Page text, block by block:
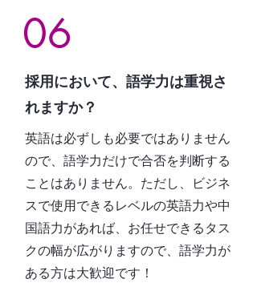
06
採用において、語学力は重視さ
れますか？
英語は必ずしも必要ではありません
ので、語学力だけで合否を判断する
ことはありません。ただし、ビジネ
スで使用できるレベルの英語力や中
国語力があれば、お任せできるタス
クの幅が広がりますので、語学力が
ある方は大歓迎です！